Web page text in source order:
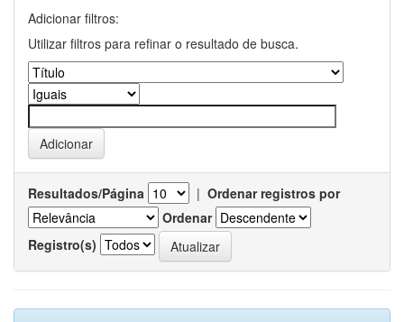
Adicionar filtros:
Utilizar filtros para refinar o resultado de busca.
Resultados/Página | Ordenar registros por
Ordenar
Registro(s)